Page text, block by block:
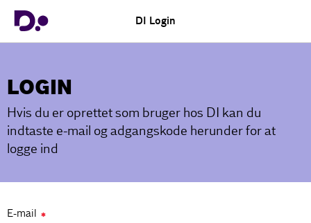
DI Login
LOGIN
Hvis du er oprettet som bruger hos DI kan du
indtaste e-mail og adgangskode herunder for at
logge ind
E-mail ✱